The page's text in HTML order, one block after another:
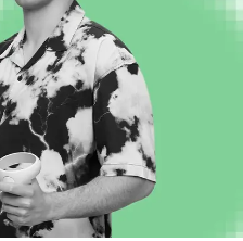
Biznes
Zapisz się na studia